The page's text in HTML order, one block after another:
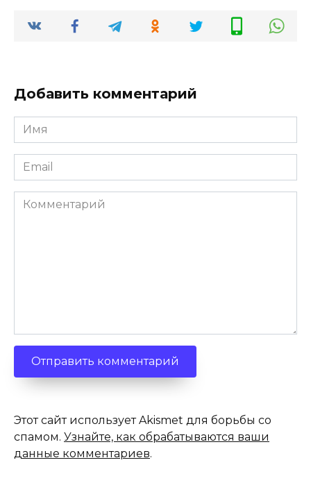
Добавить комментарий
Имя
*
Email
*
Комментарий
Этот сайт использует Akismet для борьбы со
спамом. Узнайте, как обрабатываются ваши
данные комментариев.